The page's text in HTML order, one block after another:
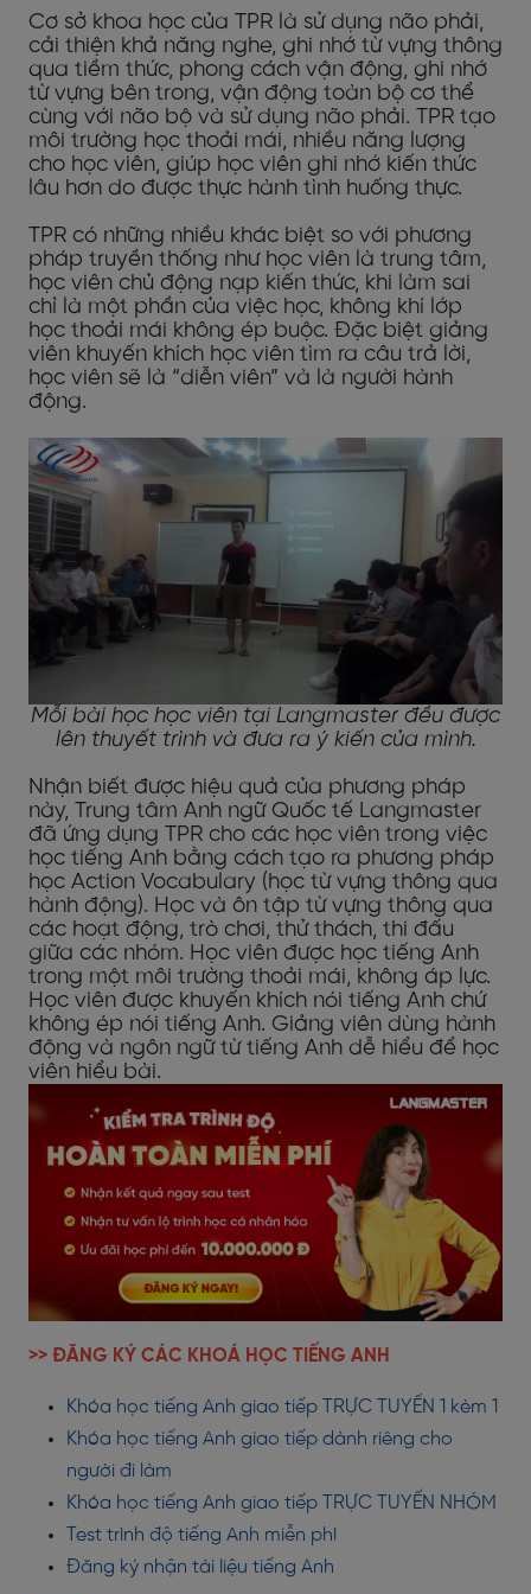
Cơ sở khoa học của TPR là sử dụng não phải,
cải thiện khả năng nghe, ghi nhớ từ vựng thông
qua tiềm thức, phong cách vận động, ghi nhớ
từ vựng bên trong, vận động toàn bộ cơ thể
cùng với não bộ và sử dụng não phải. TPR tạo
môi trường học thoải mái, nhiều năng lượng
cho học viên, giúp học viên ghi nhớ kiến thức
lâu hơn do được thực hành tình huống thực.
TPR có những nhiều khác biệt so với phương
pháp truyền thống như học viên là trung tâm,
học viên chủ động nạp kiến thức, khi làm sai
chỉ là một phần của việc học, không khí lớp
học thoải mái không ép buộc. Đặc biệt giảng
viên khuyến khích học viên tìm ra câu trả lời,
học viên sẽ là “diễn viên” và là người hành
động.
Mỗi bài học học viên tại Langmaster đều được
lên thuyết trình và đưa ra ý kiến của mình.
Nhận biết được hiệu quả của phương pháp
này, Trung tâm Anh ngữ Quốc tế Langmaster
đã ứng dụng TPR cho các học viên trong việc
học tiếng Anh bằng cách tạo ra phương pháp
học Action Vocabulary (học từ vựng thông qua
hành động). Học và ôn tập từ vựng thông qua
các hoạt động, trò chơi, thử thách, thi đấu
giữa các nhóm. Học viên được học tiếng Anh
trong một môi trường thoải mái, không áp lực.
Học viên được khuyến khích nói tiếng Anh chứ
không ép nói tiếng Anh. Giảng viên dùng hành
động và ngôn ngữ từ tiếng Anh dễ hiểu để học
viên hiểu bài.
>> ĐĂNG KÝ CÁC KHOÁ HỌC TIẾNG ANH
Khóa học tiếng Anh giao tiếp TRỰC TUYẾN 1 kèm 1
Khóa học tiếng Anh giao tiếp dành riêng cho
người đi làm
Khóa học tiếng Anh giao tiếp TRỰC TUYẾN NHÓM
Test trình độ tiếng Anh miễn phí
Đăng ký nhận tài liệu tiếng Anh